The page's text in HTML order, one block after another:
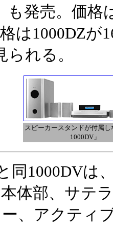
も発売。価
は1000DZが
れる。
スピーカースタンドが付属し
1000DV」
同1000DVは
体部、サテ
、アクティ